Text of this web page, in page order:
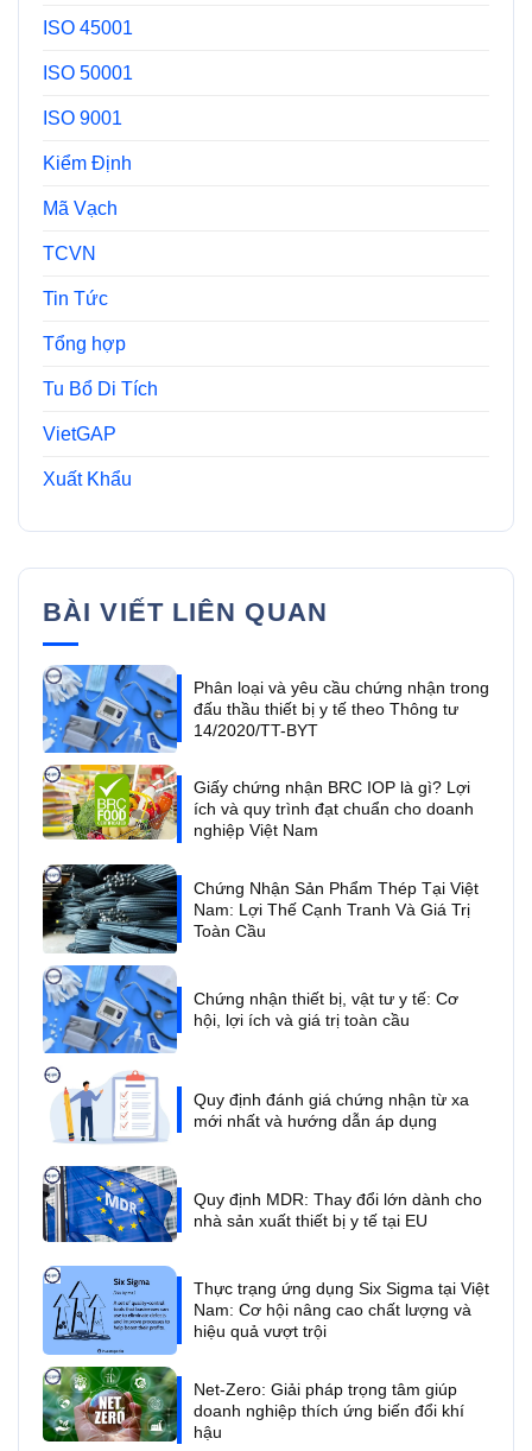
ISO 45001
ISO 50001
ISO 9001
Kiểm Định
Mã Vạch
TCVN
Tin Tức
Tổng hợp
Tu Bổ Di Tích
VietGAP
Xuất Khẩu
BÀI VIẾT LIÊN QUAN
Phân loại và yêu cầu chứng nhận trong
đấu thầu thiết bị y tế theo Thông tư
14/2020/TT-BYT
Giấy chứng nhận BRC IOP là gì? Lợi
ích và quy trình đạt chuẩn cho doanh
nghiệp Việt Nam
Chứng Nhận Sản Phẩm Thép Tại Việt
Nam: Lợi Thế Cạnh Tranh Và Giá Trị
Toàn Cầu
Chứng nhận thiết bị, vật tư y tế: Cơ
hội, lợi ích và giá trị toàn cầu
Quy định đánh giá chứng nhận từ xa
mới nhất và hướng dẫn áp dụng
Quy định MDR: Thay đổi lớn dành cho
nhà sản xuất thiết bị y tế tại EU
Thực trạng ứng dụng Six Sigma tại Việt
Nam: Cơ hội nâng cao chất lượng và
hiệu quả vượt trội
Net-Zero: Giải pháp trọng tâm giúp
doanh nghiệp thích ứng biến đổi khí
hậu